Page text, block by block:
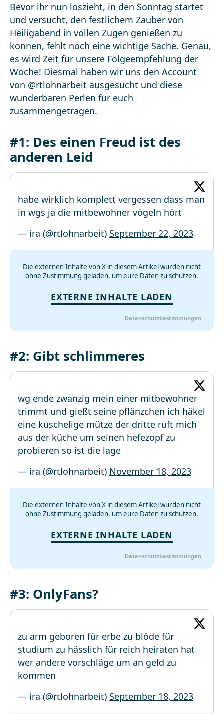
Bevor ihr nun loszieht, in den Sonntag startet
und versucht, den festlichem Zauber von
Heiligabend in vollen Zügen genießen zu
können, fehlt noch eine wichtige Sache. Genau,
es wird Zeit für unsere Folgeempfehlung der
Woche! Diesmal haben wir uns den Account
von @rtlohnarbeit ausgesucht und diese
wunderbaren Perlen für euch
zusammengetragen.
#1: Des einen Freud ist des
anderen Leid
habe wirklich komplett vergessen dass man
in wgs ja die mitbewohner vögeln hört
— ira (@rtlohnarbeit) September 22, 2023
Die externen Inhalte von X in diesem Artikel wurden nicht
ohne Zustimmung geladen, um eure Daten zu schützen.
EXTERNE INHALTE LADEN
Datenschutzbestimmungen
#2: Gibt schlimmeres
wg ende zwanzig mein einer mitbewohner
trimmt und gießt seine pflänzchen ich häkel
eine kuschelige mütze der dritte ruft mich
aus der küche um seinen hefezopf zu
probieren so ist die lage
— ira (@rtlohnarbeit) November 18, 2023
Die externen Inhalte von X in diesem Artikel wurden nicht
ohne Zustimmung geladen, um eure Daten zu schützen.
EXTERNE INHALTE LADEN
Datenschutzbestimmungen
#3: OnlyFans?
zu arm geboren für erbe zu blöde für
studium zu hässlich für reich heiraten hat
wer andere vorschläge um an geld zu
kommen
— ira (@rtlohnarbeit) September 18, 2023